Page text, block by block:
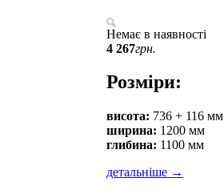
Немає в наявності
4 267грн.
Розміри:
висота: 736 + 116 мм
ширина: 1200 мм
глибина: 1100 мм
детальніше →